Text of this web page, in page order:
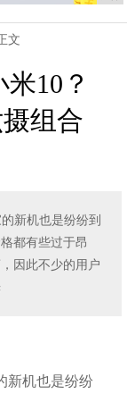
文
10？
组合
新机也是纷纷到
都有些过于昂
因此不少的用户
新机也是纷纷